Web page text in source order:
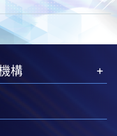
learning-centre/
構